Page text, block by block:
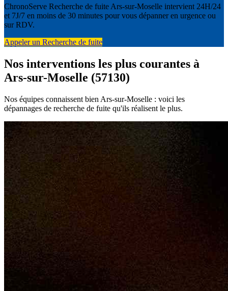
ChronoServe Recherche de fuite Ars-sur-Moselle intervient 24H/24
et 7J/7 en moins de 30 minutes pour vous dépanner en urgence ou
sur RDV.
Appeler un Recherche de fuite
Nos interventions les plus courantes à
Ars-sur-Moselle (57130)
Nos équipes connaissent bien Ars-sur-Moselle : voici les
dépannages de recherche de fuite qu'ils réalisent le plus.